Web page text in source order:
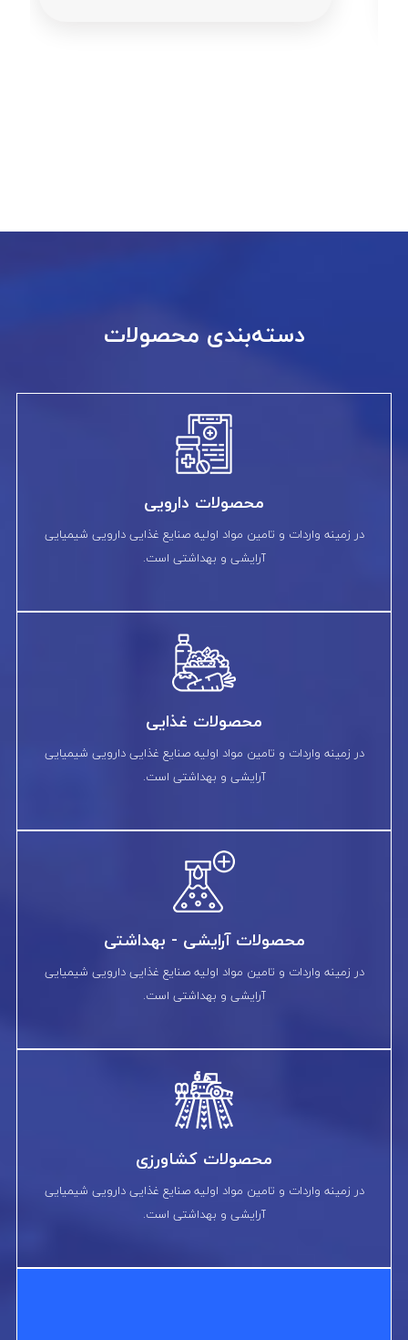
دسته‌بندی محصولات
محصولات دارویی
در زمینه واردات و تامین مواد اولیه صنایع غذایی دارویی شیمیایی
آرایشی و بهداشتی است.
محصولات غذایی
در زمینه واردات و تامین مواد اولیه صنایع غذایی دارویی شیمیایی
آرایشی و بهداشتی است.
محصولات آرایشی - بهداشتی
در زمینه واردات و تامین مواد اولیه صنایع غذایی دارویی شیمیایی
آرایشی و بهداشتی است.
محصولات کشاورزی
در زمینه واردات و تامین مواد اولیه صنایع غذایی دارویی شیمیایی
آرایشی و بهداشتی است.